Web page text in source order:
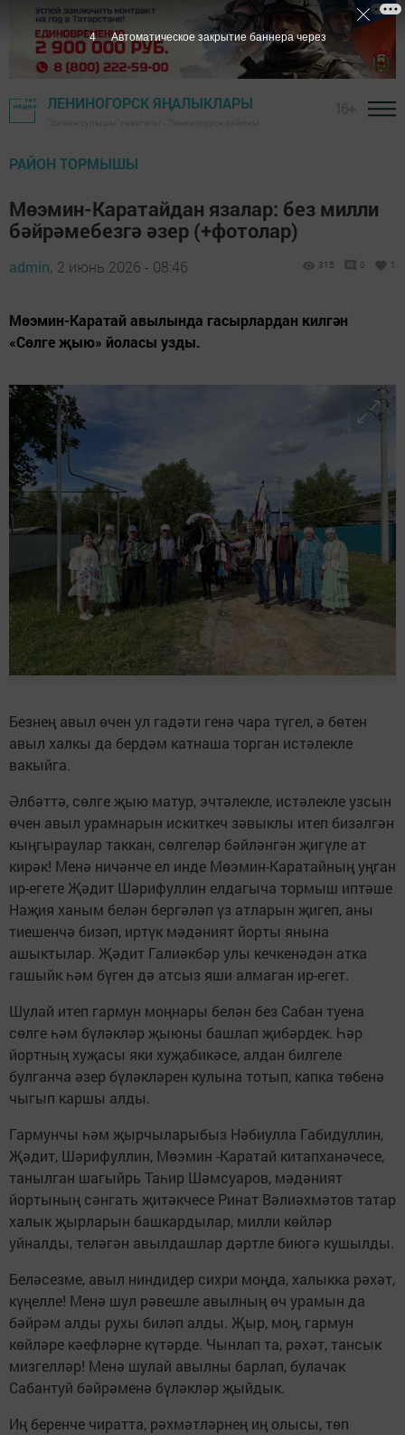
ЛЕНИНОГОРСК ЯҢАЛЫКЛАРЫ
РАЙОН ТОРМЫШЫ
Мөэмин-Каратайдан язалар: без милли
бәйрәмебезгә әзер (+фотолар)
admin, 2 июнь 2026 - 08:46 315 0 1
Мөэмин-Каратай авылында гасырлардан килгән
«Сөлге җыю» йоласы узды.
Безнең авыл өчен ул гадәти генә чара түгел, ә бөтен
авыл халкы да бердәм катнаша торган истәлекле
вакыйга.
Әлбәттә, сөлге җыю матур, эчтәлекле, истәлекле узсын
өчен авыл урамнарын искиткеч зәвыклы итеп бизәлгән
кыңгыраулар таккан, сөлгеләр бәйләнгән җигүле ат
кирәк! Менә ничәнче ел инде Мөэмин-Каратайның уңган
ир-егете Җәдит Шәрифуллин елдагыча тормыш иптәше
Наҗия ханым белән бергәләп үз атларын җигеп, аны
тиешенчә бизәп, иртүк мәдәният йорты янына
ашыктылар. Җәдит Галиәкбәр улы кечкенәдән атка
гашыйк һәм бүген дә атсыз яши алмаган ир-егет.
Шулай итеп гармун моңнары белән без Сабан туена
сөлге һәм бүләкләр җыюны башлап җибәрдек. Һәр
йортның хуҗасы яки хуҗабикәсе, алдан билгеле
булганча әзер бүләкләрен кулына тотып, капка төбенә
чыгып каршы алды.
Гармунчы һәм җырчыларыбыз Нәбиулла Габидуллин,
Җәдит, Шәрифуллин, Мөэмин -Каратай китапханәчесе,
танылган шагыйрь Таһир Шәмсуаров, мәдәният
йортының сәнгать җитәкчесе Ринат Вәлиәхмәтов татар
халык җырларын башкардылар, милли көйләр
уйналды, теләгән авылдашлар дәртле биюгә кушылды.
Беләсезме, авыл ниндидер сихри моңда, халыкка рәхәт,
күңелле! Менә шул рәвешле авылның өч урамын да
бәйрәм алды рухы биләп алды. Җыр, моң, гармун
көйләре кәефләрне күтәрде. Чынлап та, рәхәт, тансык
мизгелләр! Менә шулай авылны барлап, булачак
Сабантуй бәйрәменә бүләкләр җыйдык.
Иң беренче чиратта, рәхмәтләрнең иң олысы, төп
3 Автоматическое закрытие баннера через